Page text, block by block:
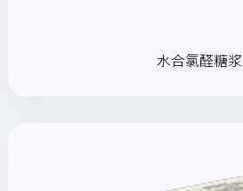
水合氯醛糖浆